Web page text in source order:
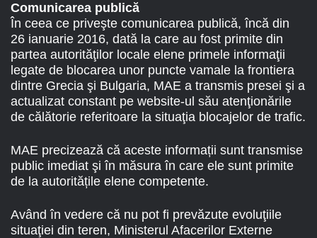
Comunicarea publică
În ceea ce priveşte comunicarea publică, încă din
26 ianuarie 2016, dată la care au fost primite din
partea autorităţilor locale elene primele informaţii
legate de blocarea unor puncte vamale la frontiera
dintre Grecia şi Bulgaria, MAE a transmis presei şi a
actualizat constant pe website-ul său atenţionările
de călătorie referitoare la situaţia blocajelor de trafic.
MAE precizează că aceste informații sunt transmise
public imediat şi în măsura în care ele sunt primite
de la autoritățile elene competente.
Având în vedere că nu pot fi prevăzute evoluţiile
situaţiei din teren, Ministerul Afacerilor Externe